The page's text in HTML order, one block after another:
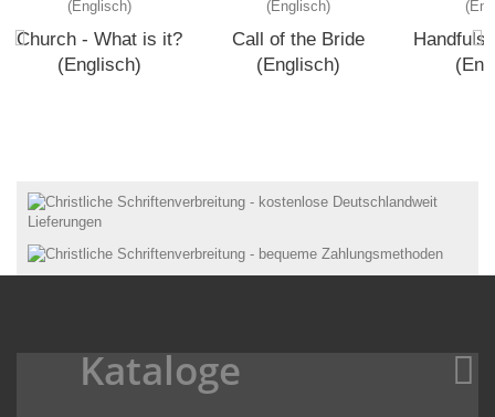
Church - What is it?
(Englisch)
Call of the Bride
(Englisch)
Handfuls
Kataloge